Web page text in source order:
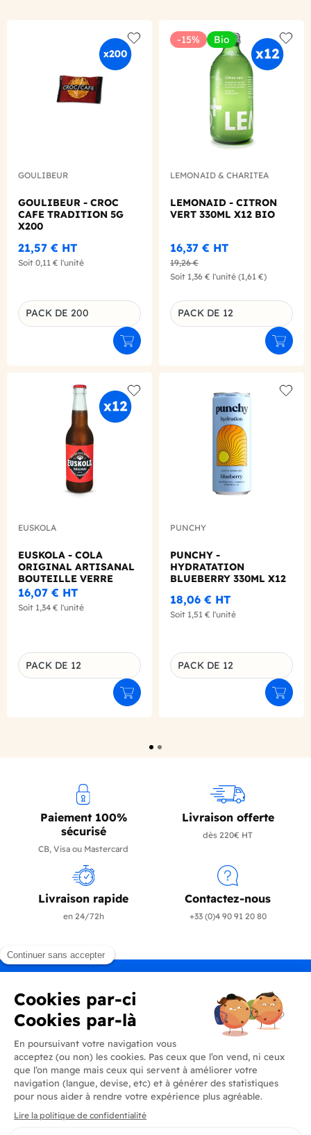
Add to wishlist
GOULIBEUR
GOULIBEUR - CROC
CAFE TRADITION 5G
X200
21,57 € HT
Soit 0,11 € l'unité
Déclinaison du produit
PACK DE 200
Ajouter au panier
-15% Bio
Add
LEMONAID & CHARITEA
LEMONAID - CITRON
VERT 330ML X12 BIO
16,37 € HT
19,26 €
Soit 1,36 € l'unité (1,61 €)
Déclinaison du produit
PACK DE 12
Add to wishlist
EUSKOLA
EUSKOLA - COLA
ORIGINAL ARTISANAL
BOUTEILLE VERRE
330ML X12
16,07 € HT
Soit 1,34 € l'unité
Déclinaison du produit
PACK DE 12
Ajouter au panier
PUNCHY
PUNCHY -
HYDRATATION
BLUEBERRY 330ML X12
18,06 € HT
Soit 1,51 € l'unité
Déclinaison du produit
PACK DE 12
Paiement 100%
sécurisé
CB, Visa ou Mastercard
Livraison offerte
dès 220€ HT
Livraison rapide
en 24/72h
Contactez-nous
+33 (0)4 90 91 20 80